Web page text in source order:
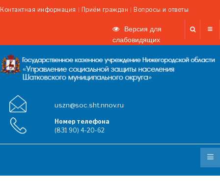
Контактная информация Приём граждан Вопросы и ответы
Версия для
слабовидящих
uszn@soc.sht.nnov.ru
Номер телефона
(831 90) 4-20-62